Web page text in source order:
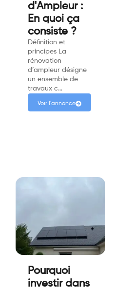
d'Ampleur :
En quoi ça
consiste ?
Définition et
principes La
rénovation
d’ampleur désigne
un ensemble de
travaux c…
Voir l'annonce
Pourquoi
investir dans